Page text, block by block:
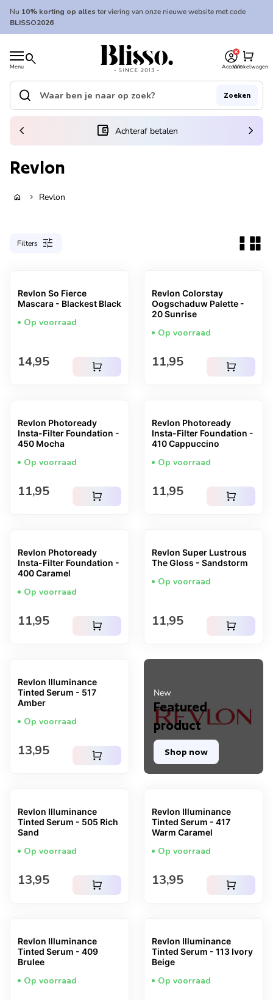
Overslaan naar inhoud
Nu 10% korting op alles ter viering van onze nieuwe website met code
BLISSO2026
Menu search
Home
AccountWinkelwagen
shopping_cart
Home
Zoek op"
search Zoeken
(link opent in nieuw tabblad/venster)
account_balance_wallet Achteraf betalen
chevron_left chevron_right
Revlon
home chevron_right Revlon
Filters tune
New
Featured
product
Shop now
Revlon So Fierce
Mascara - Blackest Black
Op voorraad
Normale prijs
14,95 shopping_cart
Revlon Colorstay
Oogschaduw Palette -
20 Sunrise
Op voorraad
Normale prijs
11,95 shopping_cart
Revlon Photoready
Insta-Filter Foundation -
450 Mocha
Op voorraad
Normale prijs
11,95 shopping_cart
Revlon Photoready
Insta-Filter Foundation -
410 Cappuccino
Op voorraad
Normale prijs
11,95 shopping_cart
Revlon Photoready
Insta-Filter Foundation -
400 Caramel
Op voorraad
Normale prijs
11,95 shopping_cart
Revlon Super Lustrous
The Gloss - Sandstorm
Op voorraad
Normale prijs
11,95 shopping_cart
Revlon Illuminance
Tinted Serum - 517
Amber
Op voorraad
Normale prijs
13,95 shopping_cart
Revlon Illuminance
Tinted Serum - 505 Rich
Sand
Op voorraad
Normale prijs
13,95 shopping_cart
Revlon Illuminance
Tinted Serum - 417
Warm Caramel
Op voorraad
Normale prijs
13,95 shopping_cart
Revlon Illuminance
Tinted Serum - 409
Brulee
Op voorraad
Revlon Illuminance
Tinted Serum - 113 Ivory
Beige
Op voorraad